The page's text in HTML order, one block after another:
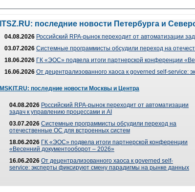
ITSZ.RU: последние новости Петербурга и
04.08.2026 Российский RPA-рынок переходит от автоматизации
03.07.2026 Системные программисты обсудили переход на
18.06.2026 ГК «ЭОС» подвела итоги партнерской конференции
16.06.2026 От децентрализованного хаоса к governed self-
MSKIT.RU: последние новости Москвы и Центра
04.08.2026 Российский RPA-рынок переходит от автоматизации
задач к управлению процессами и AI
03.07.2026 Системные программисты обсудили переход на
отечественные ОС для встроенных систем
18.06.2026 ГК «ЭОС» подвела итоги партнерской конференции
«Весенний документооборот – 2026»
16.06.2026 От децентрализованного хаоса к governed self-
service: эксперты фиксируют смену парадигмы на рынке данных